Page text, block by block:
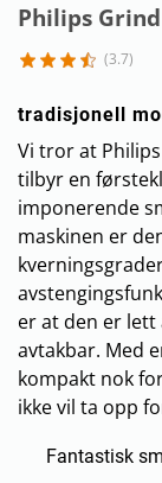
Philips
(3.7)
tradisjonell
Vi tror at
tilbyr en
imponerende
maskinen er
er at den er lett
avtakbar. Med
kompakt nok
ikke vil ta opp
Fantastisk